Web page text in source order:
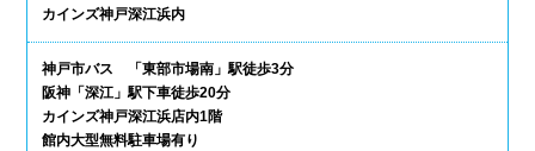
カインズ神戸深江浜内
神戸市バス 「東部市場南」駅徒歩3分
阪神「深江」駅下車徒歩20分
カインズ神戸深江浜店内1階
館内大型無料駐車場有り